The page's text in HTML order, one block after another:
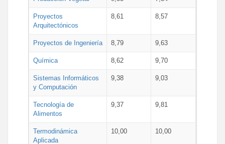
Proyectos
Arquitectónicos
8,61 8,57
Proyectos de Ingeniería 8,79 9,63
Química 8,62 9,70
Sistemas Informáticos
y Computación
9,38 9,03
Tecnología de
Alimentos
9,37 9,81
Termodinámica
Aplicada
10,00 10,00